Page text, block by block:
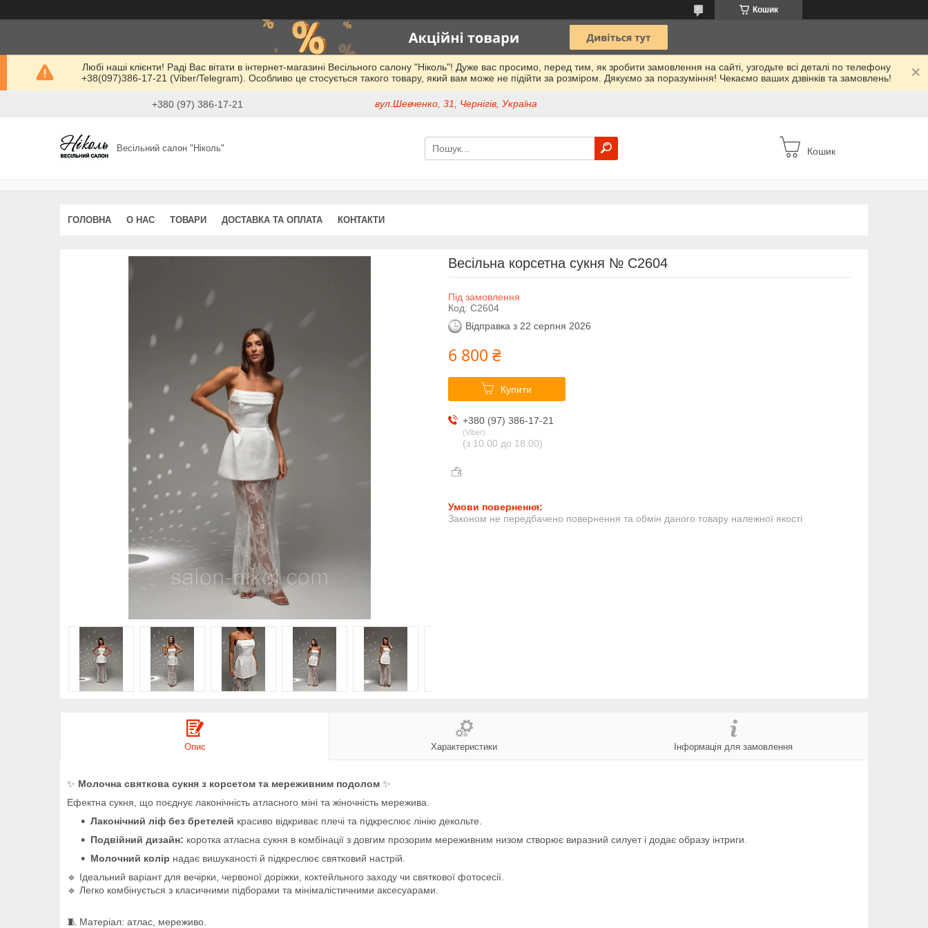
Кошик
Любі наші клієнти! Раді Вас вітати в інтернет-магазині Весільного салону "Ніколь"! Дуже вас просимо, перед тим, як зробити замовлення на сайті, узгодьте всі деталі по телефону
+38(097)386-17-21 (Viber/Telegram). Особливо це стосується такого товару, який вам може не підійти за розміром. Дякуємо за поразуміння! Чекаємо ваших дзвінків та замовлень!
+380 (97) 386-17-21 вул.Шевченко, 31, Чернігів, Україна
Весільний салон "Ніколь" Кошик
ГОЛОВНА О НАС ТОВАРИ ДОСТАВКА ТА ОПЛАТА КОНТАКТИ
Весільна корсетна сукня № С2604
Під замовлення
Код: C2604
Відправка з 22 серпня 2026
6 800 ₴
Купити
+380 (97) 386-17-21
Viber
(з 10.00 до 18.00)
Законом не передбачено повернення та обмін даного товару належної якості
Опис Характеристики Інформація для замовлення
✨ Молочна святкова сукня з корсетом та мереживним подолом ✨
Ефектна сукня, що поєднує лаконічність атласного міні та жіночність мережива.
Лаконічний ліф без бретелей красиво відкриває плечі та підкреслює лінію декольте.
Подвійний дизайн: коротка атласна сукня в комбінації з довгим прозорим мереживним низом створює виразний силует і додає образу інтриги.
Молочний колір надає вишуканості й підкреслює святковий настрій.
🔹 Ідеальний варіант для вечірки, червоної доріжки, коктейльного заходу чи святкової фотосесії.
🔹 Легко комбінується з класичними підборами та мінімалістичними аксесуарами.
🧵 Матеріал: атлас, мереживо.